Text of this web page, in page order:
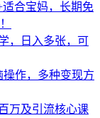
适合宝妈，长期免
，日入多张，可
作，多种变现方
万及引流核心课